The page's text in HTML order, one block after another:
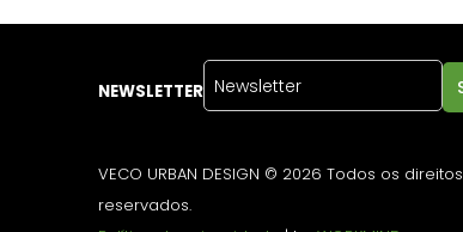
NEWSLETTER
VECO URBAN DESIGN © 2026 Todos os direitos
reservados.